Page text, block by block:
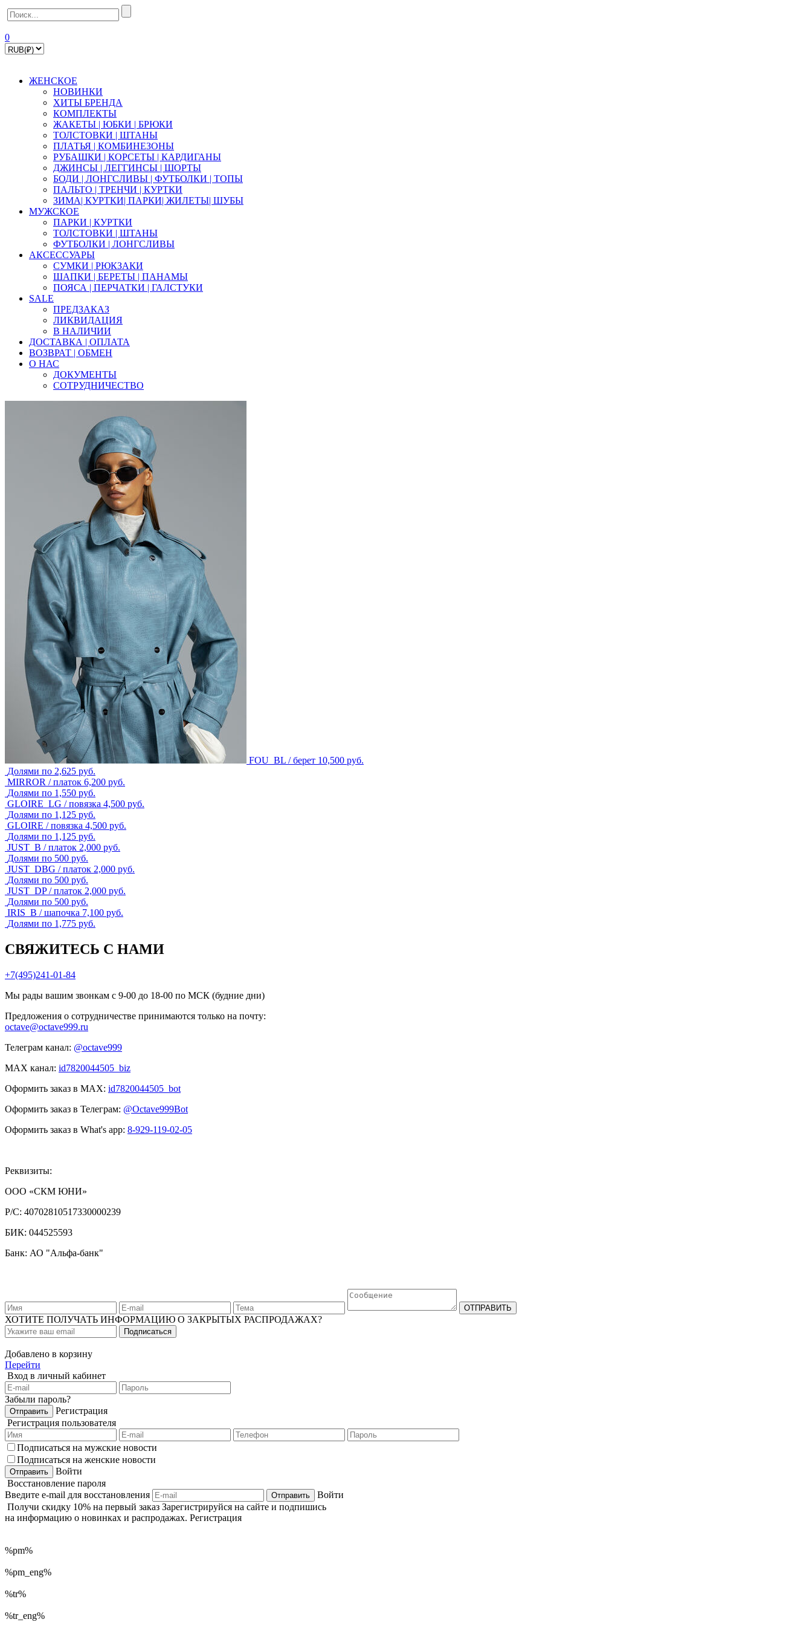
0
ЖЕНСКОЕ
НОВИНКИ
ХИТЫ БРЕНДА
КОМПЛЕКТЫ
ЖАКЕТЫ | ЮБКИ | БРЮКИ
ТОЛСТОВКИ | ШТАНЫ
ПЛАТЬЯ | КОМБИНЕЗОНЫ
РУБАШКИ | КOPСЕТЫ | КАРДИГАНЫ
ДЖИНСЫ | ЛЕГГИНСЫ | ШОРТЫ
БОДИ | ЛОНГСЛИВЫ | ФУТБОЛКИ | ТОПЫ
ПАЛЬТО | ТРЕНЧИ | КУРТКИ
ЗИМА| КУРТКИ| ПАРКИ| ЖИЛЕТЫ| ШУБЫ
МУЖСКОЕ
ПАРКИ | КУРТКИ
ТОЛСТОВКИ | ШТАНЫ
ФУТБОЛКИ | ЛОНГСЛИВЫ
АКСЕССУАРЫ
СУМКИ | РЮКЗАКИ
ШАПКИ | БЕРЕТЫ | ПАНАМЫ
ПОЯСА | ПЕРЧАТКИ | ГАЛСТУКИ
SALE
ПРЕДЗАКАЗ
ЛИКВИДАЦИЯ
В НАЛИЧИИ
ДОСТАВКА | ОПЛАТА
ВОЗВРАТ | ОБМЕН
О НАС
ДОКУМЕНТЫ
СОТРУДНИЧЕСТВО
FOU_BL / берет 10,500 руб.
Долями по 2,625 руб.
MIRROR / платок 6,200 руб.
Долями по 1,550 руб.
GLOIRE_LG / повязка 4,500 руб.
Долями по 1,125 руб.
GLOIRE / повязка 4,500 руб.
Долями по 1,125 руб.
JUST_B / платок 2,000 руб.
Долями по 500 руб.
JUST_DBG / платок 2,000 руб.
Долями по 500 руб.
JUST_DP / платок 2,000 руб.
Долями по 500 руб.
IRIS_B / шапочка 7,100 руб.
Долями по 1,775 руб.
СВЯЖИТЕСЬ С НАМИ
+7(495)241-01-84
Мы рады вашим звонкам с 9-00 до 18-00 по МСК (будние дни)
Предложения о сотрудничестве принимаются только на почту:
octave@octave999.ru
Телеграм канал: @octave999
MAX канал: id7820044505_biz
Оформить заказ в MAX: id7820044505_bot
Оформить заказ в Телеграм: @Octave999Bot
Оформить заказ в What's app: 8-929-119-02-05
Реквизиты:
ООО «СКМ ЮНИ»
Р/С: 40702810517330000239
БИК: 044525593
Банк: АО "Альфа-банк"
ХОТИТЕ ПОЛУЧАТЬ ИНФОРМАЦИЮ О ЗАКРЫТЫХ РАСПРОДАЖАХ?
Добавлено в корзину
Перейти
Вход в личный кабинет
Забыли пароль?
Регистрация
Регистрация пользователя
Подписаться на мужские новости
Подписаться на женские новости
Войти
Восстановление пароля
Введите e-mail для восстановления
Войти
Получи скидку 10% на первый заказ Зарегистрируйся на сайте и подпишись
на информацию о новинках и распродажах. Регистрация
%pm%
%pm_eng%
%tr%
%tr_eng%